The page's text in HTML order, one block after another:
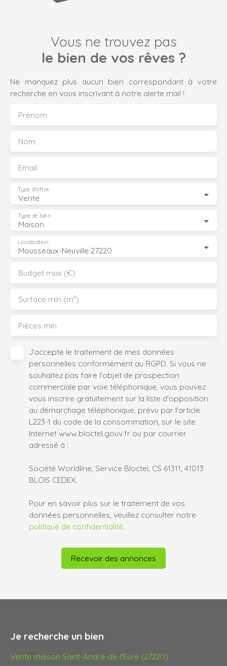
Vous ne trouvez pas
le bien de vos rêves ?
Ne manquez plus aucun bien correspondant à votre
recherche en vous inscrivant à notre alerte mail !
Prénom
Nom
Email
Vente
Type d'offre
Maison
Type de bien
Mousseaux-Neuville 27220
Localisation
Budget max (€)
Surface min (m²)
Pièces min
J'accepte le traitement de mes données
personnelles conformément au RGPD. Si vous ne
souhaitez pas faire l'objet de prospection
commerciale par voie téléphonique, vous pouvez
vous inscrire gratuitement sur la liste d'opposition
au démarchage téléphonique, prévu par l'article
L223-1 du code de la consommation, sur le site
Internet www.bloctel.gouv.fr ou par courrier
adressé à :
Société Worldline, Service Bloctel, CS 61311, 41013
BLOIS CEDEX.
Pour en savoir plus sur le traitement de vos
données personnelles, veuillez consulter notre
politique de confidentialité.
Recevoir des annonces
Je recherche un bien
Vente maison Saint-André-de-l'Eure (27220)